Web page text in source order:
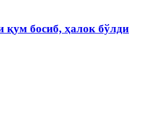
қум босиб, ҳалок бўлди